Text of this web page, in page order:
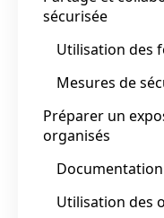
sécurisée
Utilisation des
Mesures de
Préparer un
organisés
Utilisation des